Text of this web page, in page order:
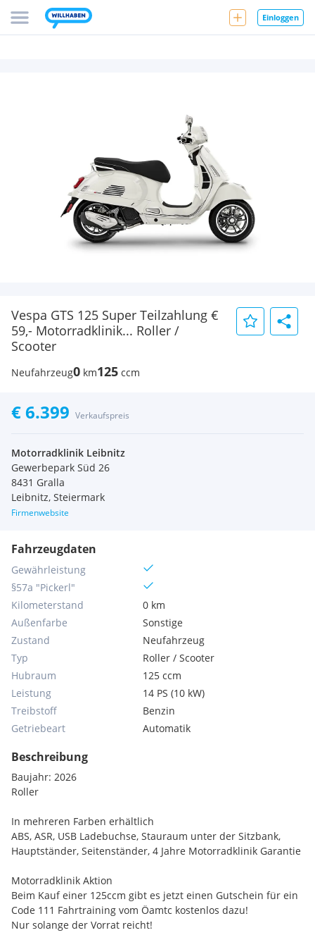
Einloggen
Vespa GTS 125 Super Teilzahlung €
59,- Motorradklinik... Roller /
Scooter
Neufahrzeug0 km125 ccm
€ 6.399 Verkaufspreis
Motorradklinik Leibnitz
Gewerbepark Süd 26
8431 Gralla
Leibnitz, Steiermark
Firmenwebsite
Fahrzeugdaten
Gewährleistung
§57a "Pickerl"
Kilometerstand
0 km
Außenfarbe
Sonstige
Zustand
Neufahrzeug
Typ
Roller / Scooter
Hubraum
125 ccm
Leistung
14 PS (10 kW)
Treibstoff
Benzin
Getriebeart
Automatik
Beschreibung
Baujahr: 2026
Roller
In mehreren Farben erhältlich
ABS, ASR, USB Ladebuchse, Stauraum unter der Sitzbank,
Hauptständer, Seitenständer, 4 Jahre Motorradklinik Garantie
Motorradklinik Aktion
Beim Kauf einer 125ccm gibt es jetzt einen Gutschein für ein
Code 111 Fahrtraining vom Öamtc kostenlos dazu!
Nur solange der Vorrat reicht!